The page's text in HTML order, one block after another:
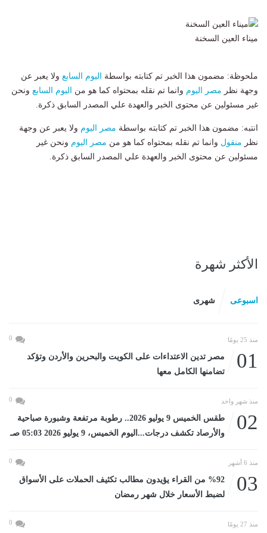
ميناء العين السخنة
ملحوظة: مضمون هذا الخبر تم كتابته بواسطة اليوم السابع ولا يعبر عن
وجهة نظر مصر اليوم وانما تم نقله بمحتواه كما هو من اليوم السابع ونحن
غير مسئولين عن محتوى الخبر والعهدة علي المصدر السابق ذكرة.
انتبه: مضمون هذا الخبر تم كتابته بواسطة مصر اليوم ولا يعبر عن وجهة
نظر منقول وانما تم نقله بمحتواه كما هو من مصر اليوم ونحن غير
مسئولين عن محتوى الخبر والعهدة علي المصدر السابق ذكرة.
الأكثر شهرة
اسبوعى شهرى
منذ 25 يومًا 0
01
مصر تدين الاعتداءات على الكويت والبحرين والأردن وتؤكد
تضامنها الكامل معها
منذ شهر واحد 0
02
طقس الخميس 9 يوليو 2026.. رطوبة مرتفعة وشبورة صباحية
والأرصاد تكشف درجات...اليوم الخميس، 9 يوليو 2026 05:03 صـ
منذ 6 أشهر 0
03
%92 من القراء يؤيدون مطالب تكثيف الحملات على الأسواق
لضبط الأسعار خلال شهر رمضان
منذ 27 يومًا 0